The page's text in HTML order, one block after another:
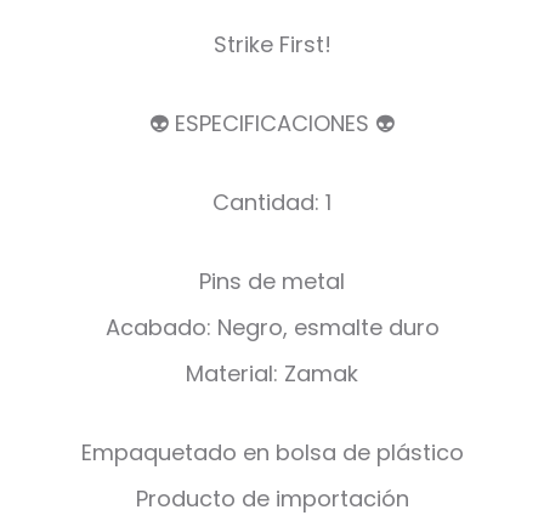
Strike First!
👽 ESPECIFICACIONES 👽
Cantidad: 1
Pins de metal
Acabado: Negro, esmalte duro
Material: Zamak
Empaquetado en bolsa de plástico
Producto de importación